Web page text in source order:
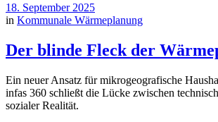
18. September 2025
in Kommunale Wärmeplanung
Der blinde Fleck der
Ein neuer Ansatz für mikrogeografische
infas 360 schließt die Lücke zwischen
sozialer Realität.